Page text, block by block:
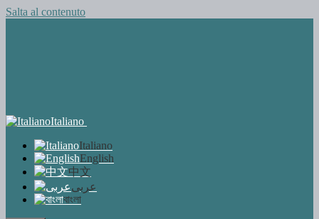
Salta al contenuto
Italiano
Italiano
English
中文
عربى
বাংলা